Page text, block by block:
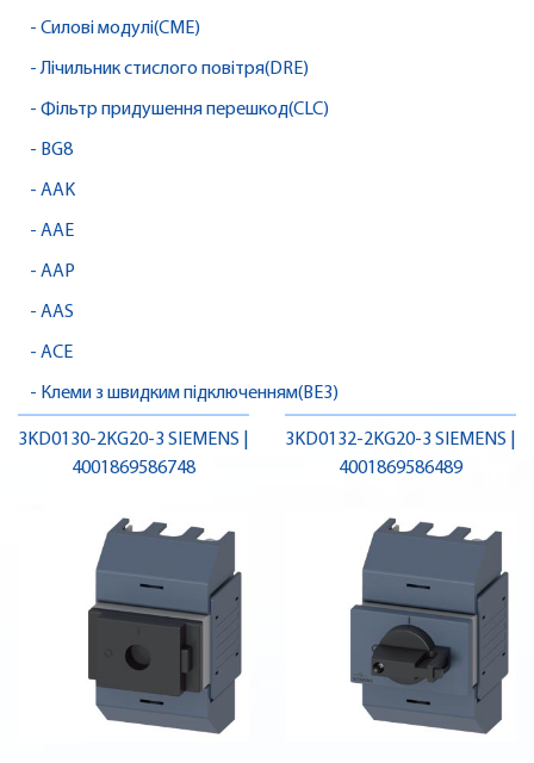
- Силові модулі(CME)
- Лічильник стислого повітря(DRE)
- Фільтр придушення перешкод(CLC)
- BG8
- AAK
- AAE
- AAP
- AAS
- ACE
- Клеми з швидким підключенням(BE3)
3KD0130-2KG20-3 SIEMENS |
4001869586748
3KD0132-2KG20-3 SIEMENS |
4001869586489